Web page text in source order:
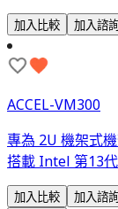
加入比較 加入諮
ACCEL-VM300
專為 2U 機架式
搭載 Intel 第13
加入比較
加入諮